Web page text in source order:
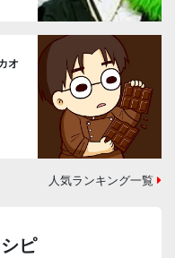
オ
人気ランキング一覧
ピ